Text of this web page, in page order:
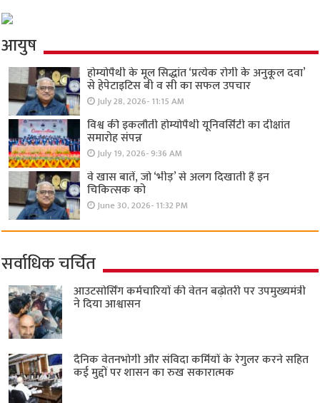
आयुष
होम्योपैथी के मूल सिद्धांत ‘प्रत्येक रोगी केे अनुकूल दवा’
से हेपेटाइटिस बी व सी का सफल उपचार
July 28, 2026- 11:15 AM
विश्व की इकलौती होम्योपैथी यूनिवर्सिटी का दीक्षांत
समारोह संपन्न
July 19, 2026- 9:36 AM
वे खास बातें, जो ‘भीड़’ से अलग दिखाती हैं इन
चिकित्सक को
June 30, 2026- 11:32 PM
सर्वाधिक चर्चित
आउटसोर्सिंग कर्मचारियों की वेतन बढ़ोतरी पर उपमुख्यमंत्री
ने दिया आश्वासन
दैनिक वेतनभोगी और संविदा कर्मियों के रेगुलर करने सहित
कई मुद्दों पर शासन का रुख सकारात्मक